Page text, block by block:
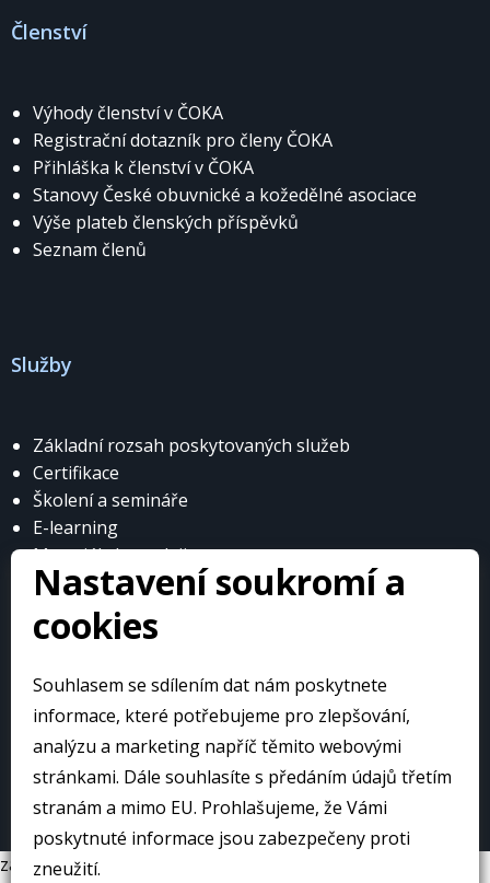
Členství
Výhody členství v ČOKA
Registrační dotazník pro členy ČOKA
Přihláška k členství v ČOKA
Stanovy České obuvnické a kožedělné asociace
Výše plateb členských příspěvků
Seznam členů
Služby
Základní rozsah poskytovaných služeb
Certifikace
Školení a semináře
E-learning
Materiály k prodeji
© Česká obuvnická a kožedělná asociace
Web přivedlo k životu:
zavrit
Nastavení soukromí a
cookies
Souhlasem se sdílením dat nám poskytnete
informace, které potřebujeme pro zlepšování,
analýzu a marketing napříč těmito webovými
stránkami. Dále souhlasíte s předáním údajů třetím
stranám a mimo EU. Prohlašujeme, že Vámi
poskytnuté informace jsou zabezpečeny proti
zneužití.